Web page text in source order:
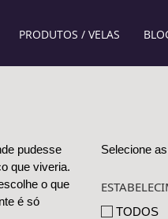
PRODUTOS / VELAS
pudesse
que viveria.
o que
é só
Selecione
TODOS